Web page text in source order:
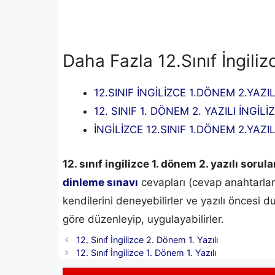
Daha Fazla 12.Sınıf
12.SINIF İNGİLİZCE 1.DÖNEM
12. SINIF 1. DÖNEM 2. YAZILI
İNGİLİZCE 12.SINIF 1.DÖNEM
12. sınıf ingilizce 1. dönem 2. yazılı
dinleme sınavı cevapları (cevap
kendilerini deneyebilirler ve yazılı öncesi
göre düzenleyip, uygulayabilirler.
12. Sınıf İngilizce 2. Dönem 1. Yazılı
12. Sınıf İngilizce 1. Dönem 1. Yazılı